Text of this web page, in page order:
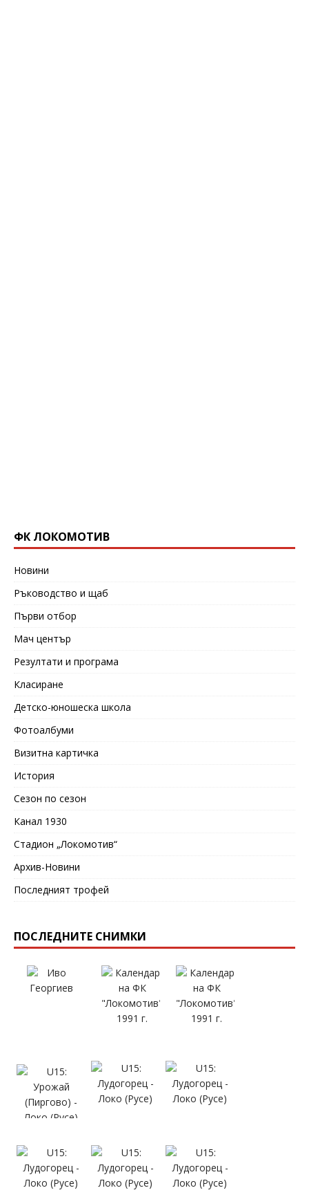
ФК ЛОКОМОТИВ
Новини
Ръководство и щаб
Първи отбор
Мач център
Резултати и програма
Класиране
Детско-юношеска школа
Фотоалбуми
Визитна картичка
История
Сезон по сезон
Канал 1930
Стадион „Локомотив“
Архив-Новини
Последният трофей
ПОСЛЕДНИТЕ СНИМКИ